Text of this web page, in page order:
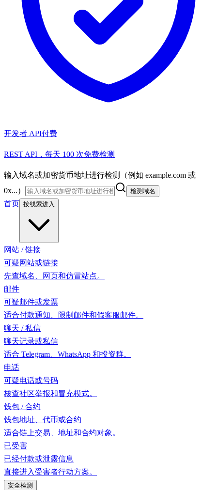
开发者 API付费
REST API，每天 100 次免费检测
输入域名或加密货币地址进行检测（例如 example.com 或
0x...）
检测域名
首页 按线索进入
网站 / 链接
可疑网站或链接
先查域名、网页和仿冒站点。
邮件
可疑邮件或发票
适合付款通知、限制邮件和假客服邮件。
聊天 / 私信
聊天记录或私信
适合 Telegram、WhatsApp 和投资群。
电话
可疑电话或号码
核查社区举报和冒充模式。
钱包 / 合约
钱包地址、代币或合约
适合链上交易、地址和合约对象。
已受害
已经付款或泄露信息
直接进入受害者行动方案。
安全检测